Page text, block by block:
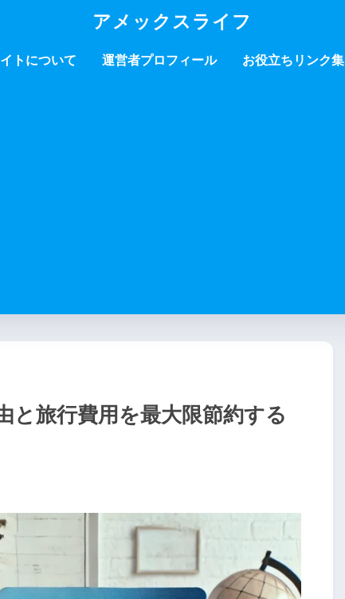
アメックスライフ
トについて 運営者プロフィール お役立ちリンク集
と旅行費用を最大限節約する